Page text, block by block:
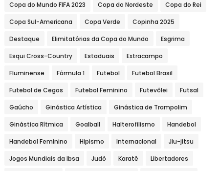
Copa do Mundo FIFA 2023 Copa do Nordeste Copa do Rei
Copa Sul-Americana Copa Verde Copinha 2025
Destaque Elimitatórias da Copa do Mundo Esgrima
Esqui Cross-Country Estaduais Extracampo
Fluminense Fórmula 1 Futebol Futebol Brasil
Futebol de Cegos Futebol Feminino Futevôlei Futsal
Gaúcho Ginástica Artística Ginástica de Trampolim
Ginástica Rítmica Goalball Halterofilismo Handebol
Handebol Feminino Hipismo Internacional Jiu-jitsu
Jogos Mundiais da Ibsa Judô Karatê Libertadores